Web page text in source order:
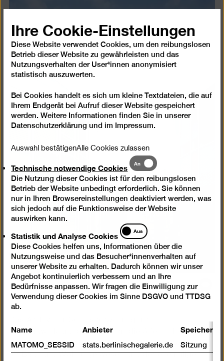
© Berlinische Galerie, 2011, Foto: Ralph Hinterkeuser
Stadtentwicklung dokumentiert die öffentlichen
Bauwettbewerbe der ehemaligen Senatsverwaltung
für Bau- und Wohnungswesen und der ehemaligen
Ihre Cookie-Einstellungen
Diese Website verwendet Cookies, um den reibungslosen
Betrieb dieser Website zu gewährleisten und das
Nutzungsverhalten der User*innen anonymisiert
statistisch auszuwerten.
Bei Cookies handelt es sich um kleine Textdateien, die auf
Ihrem Endgerät bei Aufruf dieser Website gespeichert
werden. Weitere Informationen finden Sie in unserer
Datenschutzerklärung und im Impressum.
Auswahl bestätigenAlle Cookies zulassen
Technische notwendige Cookies
Technische
notwendige
Cookies
An
Die Nutzung dieser Cookies ist für den reibungslosen
Betrieb der Website unbedingt erforderlich. Sie können
nur in Ihren Browsereinstellungen deaktiviert werden, was
sich jedoch auf die Funktionsweise der Website
auswirken kann.
Statistik und Analyse Cookies
Statistik
und
Analyse
Cookies
Aus
Diese Cookies helfen uns, Informationen über die
Nutzungsweise und das Besucher*innenverhalten auf
unserer Website zu erhalten. Dadurch können wir unser
Angebot kontinuierlich verbessern und an Ihre
Bedürfnisse anpassen. Wir fragen die Einwilligung zur
Verwendung dieser Cookies im Sinne DSGVO und TTDSG
ab.
Name Anbieter
MATOMO_SESSID stats.berlinischegalerie.de Sitzung